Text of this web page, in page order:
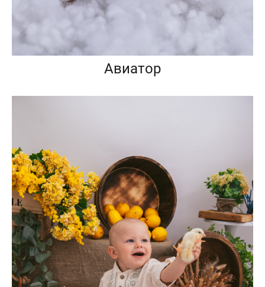
Авиатор